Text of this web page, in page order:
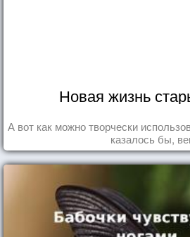
Новая жизнь
А вот как можно творчески
казалось бы,